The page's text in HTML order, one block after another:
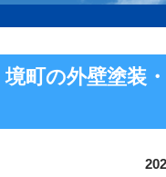
町の外壁塗装